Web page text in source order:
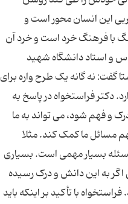
غربی این انسان محور است و
با فرهنگ خرد است و خرد آن
و استاد دانشگاه شهید
گفت: نه گانه یک طرح واره برای
دکتر فراستخواه در پاسخ به
و فهم شود، می تواند به ما
مسائل ما کمک کند. مثلا
بسیار مهمی است. بسیاری
به این دانش و درک رسیده
با تأکید بر اینکه باید